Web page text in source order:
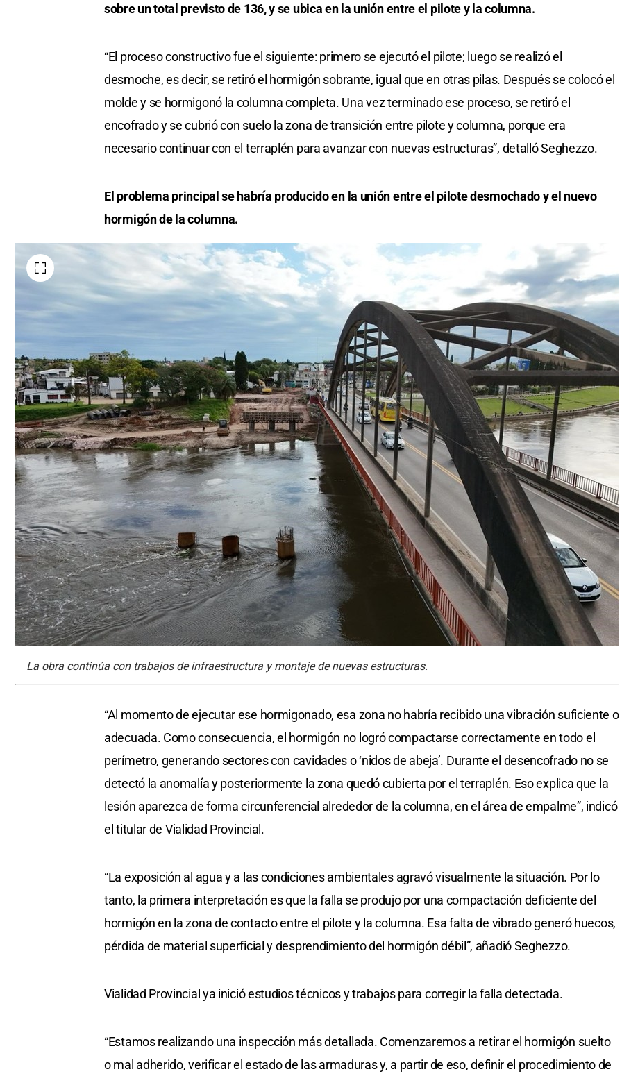
sobre un total previsto de 136, y se ubica en la unión entre el pilote y la columna.
“El proceso constructivo fue el siguiente: primero se ejecutó el pilote; luego se realizó el
desmoche, es decir, se retiró el hormigón sobrante, igual que en otras pilas. Después se colocó el
molde y se hormigonó la columna completa. Una vez terminado ese proceso, se retiró el
encofrado y se cubrió con suelo la zona de transición entre pilote y columna, porque era
necesario continuar con el terraplén para avanzar con nuevas estructuras”, detalló Seghezzo.
El problema principal se habría producido en la unión entre el pilote desmochado y el nuevo
hormigón de la columna.
La obra continúa con trabajos de infraestructura y montaje de nuevas estructuras.
“Al momento de ejecutar ese hormigonado, esa zona no habría recibido una vibración suficiente o
adecuada. Como consecuencia, el hormigón no logró compactarse correctamente en todo el
perímetro, generando sectores con cavidades o ‘nidos de abeja’. Durante el desencofrado no se
detectó la anomalía y posteriormente la zona quedó cubierta por el terraplén. Eso explica que la
lesión aparezca de forma circunferencial alrededor de la columna, en el área de empalme”, indicó
el titular de Vialidad Provincial.
“La exposición al agua y a las condiciones ambientales agravó visualmente la situación. Por lo
tanto, la primera interpretación es que la falla se produjo por una compactación deficiente del
hormigón en la zona de contacto entre el pilote y la columna. Esa falta de vibrado generó huecos,
pérdida de material superficial y desprendimiento del hormigón débil”, añadió Seghezzo.
Vialidad Provincial ya inició estudios técnicos y trabajos para corregir la falla detectada.
“Estamos realizando una inspección más detallada. Comenzaremos a retirar el hormigón suelto
o mal adherido, verificar el estado de las armaduras y, a partir de eso, definir el procedimiento de